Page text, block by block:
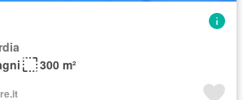
300 m²